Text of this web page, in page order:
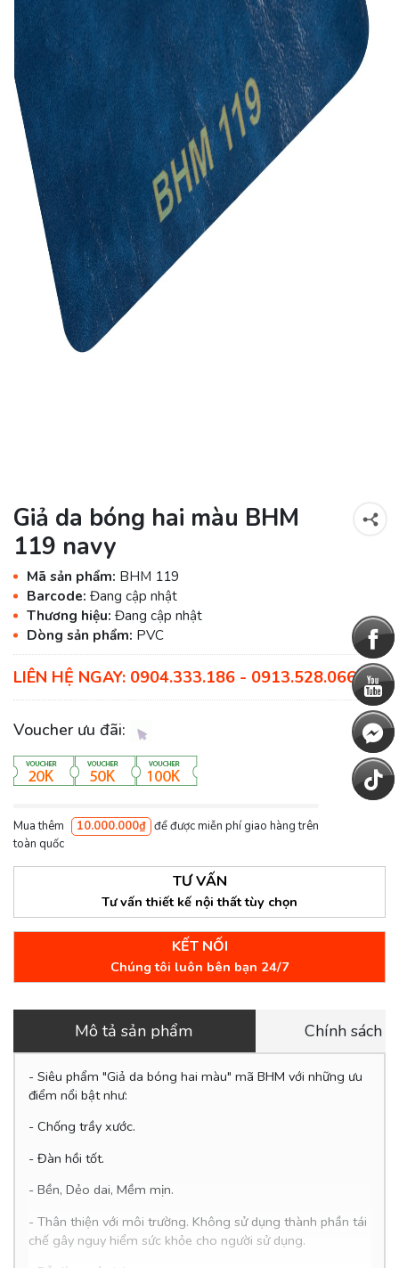
Giả da bóng hai màu BHM
119 navy
Mã sản phẩm: BHM 119
Barcode: Đang cập nhật
Thương hiệu: Đang cập nhật
Dòng sản phẩm: PVC
LIÊN HỆ NGAY: 0904.333.186 - 0913.528.066
Voucher ưu đãi:
Mua thêm 10.000.000₫ để được miễn phí giao hàng trên
toàn quốc
TƯ VẤN
Tư vấn thiết kế nội thất tùy chọn
KẾT NỐI
Chúng tôi luôn bên bạn 24/7
Mô tả sản phẩm Chính sách
- Siêu phẩm "Giả da bóng hai màu" mã BHM với những ưu
điểm nổi bật như:
- Chống trầy xước.
- Đàn hồi tốt.
- Bền, Dẻo dai, Mềm mịn.
- Thân thiện với môi trường. Không sử dụng thành phần tái
chế gây nguy hiểm sức khỏe cho người sử dụng.